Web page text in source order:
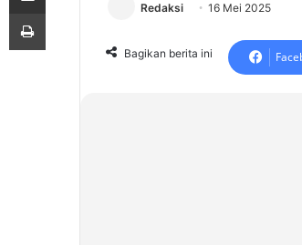
Redaksi 16 Mei 2025
Bagikan berita ini